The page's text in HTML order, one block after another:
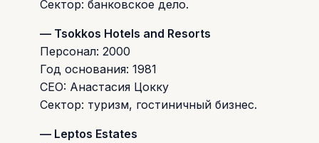
Сектор: банковское дело.
— Tsokkos Hotels and Resorts
Персонал: 2000
Год основания: 1981
CEO: Анастасия Цокку
Сектор: туризм, гостиничный бизнес.
— Leptos Estates